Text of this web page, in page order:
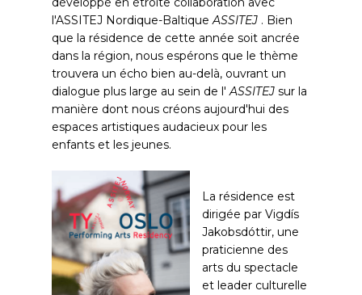
l'ASSITEJ Nordique-BaltiqueASSITEJ . Bien
que la résidence de cette année soit ancrée
dans la région, nous espérons que le thème
trouvera un écho bien au-delà, ouvrant un
dialogue plus large au sein de l'ASSITEJ sur la
manière dont nous créons aujourd'hui des
espaces artistiques audacieux pour les
enfants et les jeunes.
La résidence est
dirigée par Vigdís
Jakobsdóttir, une
praticienne des
arts du spectacle
et leader culturelle